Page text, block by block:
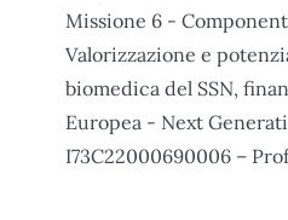
Missione 6 -
Valorizzazione e
biomedica del SSN,
Europea - Next
I73C22000690006 –